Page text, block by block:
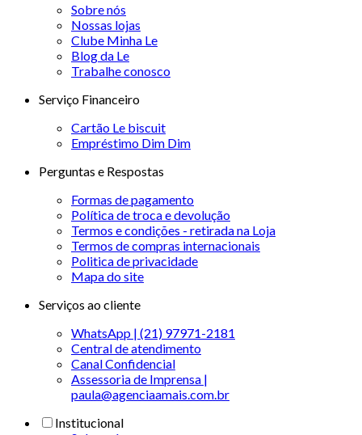
Sobre nós
Nossas lojas
Clube Minha Le
Blog da Le
Trabalhe conosco
Serviço Financeiro
Cartão Le biscuit
Empréstimo Dim Dim
Perguntas e Respostas
Formas de pagamento
Política de troca e devolução
Termos e condições - retirada na Loja
Termos de compras internacionais
Politica de privacidade
Mapa do site
Serviços ao cliente
WhatsApp | (21) 97971-2181
Central de atendimento
Canal Confidencial
Assessoria de Imprensa |
paula@agenciaamais.com.br
Institucional